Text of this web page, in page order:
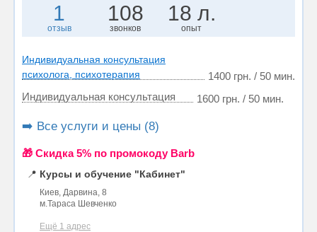
1
отзыв
108
звонков
18 л.
опыт
Индивидуальная консультация
психолога, психотерапия
1400 грн. / 50 мин.
Индивидуальная консультация
1600 грн. / 50 мин.
➡️ Все услуги и цены (8)
🎁 Cкидка 5% по промокоду Barb
📍 Курсы и обучение "Кабинет"
Киев, Дарвина, 8
м.Тараса Шевченко
Ещё 1 адрес